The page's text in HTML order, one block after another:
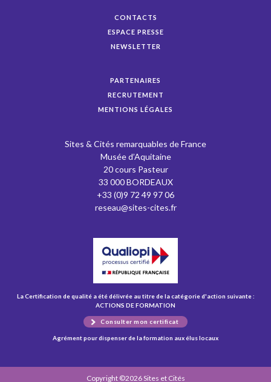
CONTACTS
ESPACE PRESSE
NEWSLETTER
PARTENAIRES
RECRUTEMENT
MENTIONS LÉGALES
Sites & Cités remarquables de France
Musée d’Aquitaine
20 cours Pasteur
33 000 BORDEAUX
+33 (0)9 72 49 97 06
reseau@sites-cites.fr
La Certification de qualité a été délivrée au titre de la catégorie d'action suivante :
ACTIONS DE FORMATION
Consulter mon certificat
Agrément pour dispenser de la formation aux élus locaux
Copyright ©2026 Sites et Cités